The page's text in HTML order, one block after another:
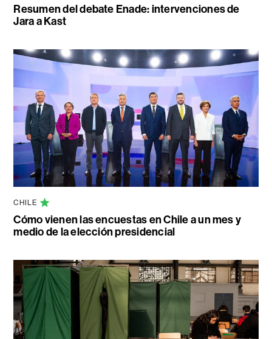
Resumen del debate Enade: intervenciones de
Jara a Kast
CHILE
Cómo vienen las encuestas en Chile a un mes y
medio de la elección presidencial